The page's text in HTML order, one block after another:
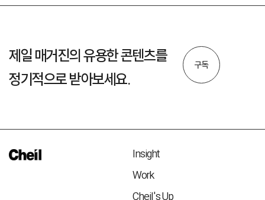
제일 매거진의 유용한 콘텐츠를
정기적으로 받아보세요.
구독
Insight
Work
Cheil's Up